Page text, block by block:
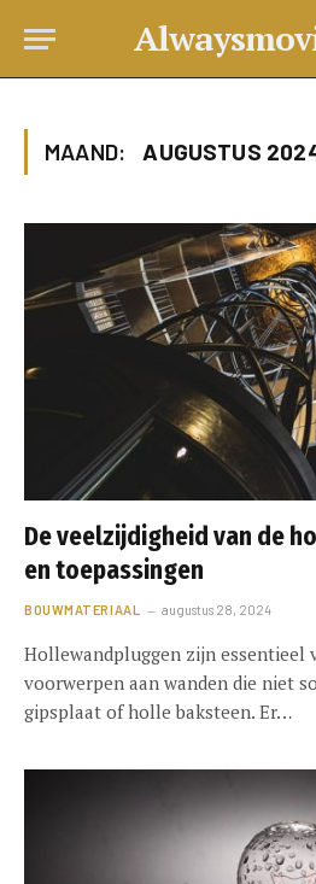
MAAND: AUGUSTUS
De veelzijdigheid van de
en toepassingen
BOUWMATERIAAL augustus 28, 2024
Hollewandpluggen zijn essentieel
voorwerpen aan wanden die niet
gipsplaat of holle baksteen. Er…